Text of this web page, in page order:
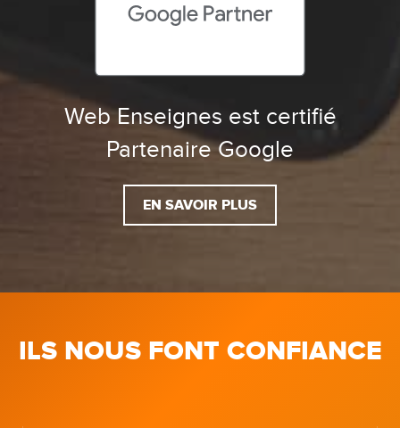
Web Enseignes est certifié
Partenaire Google
EN SAVOIR PLUS
ILS NOUS FONT CONFIANCE